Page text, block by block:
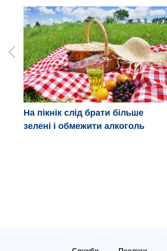
На пікнік слід брати більше
зелені і обмежити алкоголь